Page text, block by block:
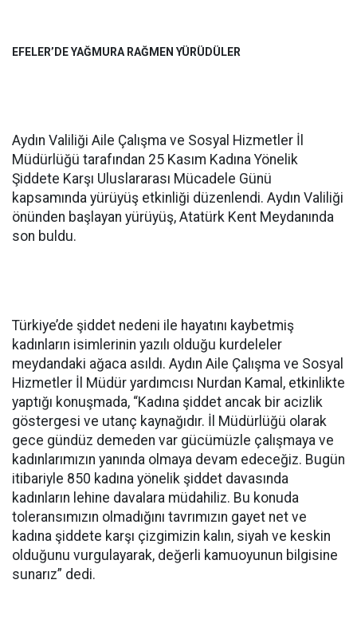
EFELER’DE YAĞMURA RAĞMEN YÜRÜDÜLER
Aydın Valiliği Aile Çalışma ve Sosyal Hizmetler İl
Müdürlüğü tarafından 25 Kasım Kadına Yönelik
Şiddete Karşı Uluslararası Mücadele Günü
kapsamında yürüyüş etkinliği düzenlendi. Aydın Valiliği
önünden başlayan yürüyüş, Atatürk Kent Meydanında
son buldu.
Türkiye’de şiddet nedeni ile hayatını kaybetmiş
kadınların isimlerinin yazılı olduğu kurdeleler
meydandaki ağaca asıldı. Aydın Aile Çalışma ve Sosyal
Hizmetler İl Müdür yardımcısı Nurdan Kamal, etkinlikte
yaptığı konuşmada, “Kadına şiddet ancak bir acizlik
göstergesi ve utanç kaynağıdır. İl Müdürlüğü olarak
gece gündüz demeden var gücümüzle çalışmaya ve
kadınlarımızın yanında olmaya devam edeceğiz. Bugün
itibariyle 850 kadına yönelik şiddet davasında
kadınların lehine davalara müdahiliz. Bu konuda
toleransımızın olmadığını tavrımızın gayet net ve
kadına şiddete karşı çizgimizin kalın, siyah ve keskin
olduğunu vurgulayarak, değerli kamuoyunun bilgisine
sunarız” dedi.